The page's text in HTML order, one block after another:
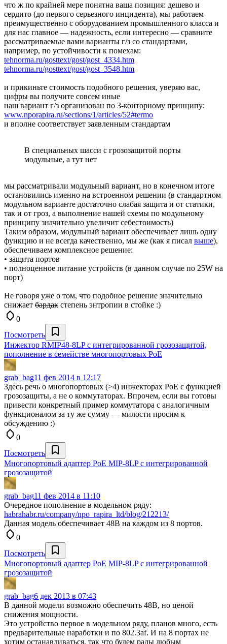
что ж по крайней мере понятна ваша позиция: дешево и
сердито (до первого серьезного инцидента), мы работаем
преимущественно с оборудованием промышленного класса и
для нас главное — надежность, если интересно — сравните
рассматриваемые вами варианты г/з со стандартами,
например, по устойчивости к помехам:
tehnorma.ru/gosttext/gost/gost_4334.htm
tehnorma.ru/gosttext/gost/gost_3548.htm
и прикиньте стоимость подобного решения, уверяю вас,
цифры вы получите совсем иные
наш вариант г/з организован по 3-конторному принципу:
www.nporapira.ru/sections/1/articles/52#termo
и вполне соответствует заявленным стандартам
В специальных шасси с грозозащитой порты
модульные, а тут нет
мы рассматривали модульный вариант, но в конечном итоге
остановились именно на встроенном решении (в стандартном
модульном варианте достаточно слабая защита и от статики,
так и от гроз, а выполнение нашей схемы по модульному
принципу значительно увеличит себестоимость)
Таким образом, модульный вариант обеспечивает лишь одну
функцию и не всегда качественно, мы же (как я писал выше),
обеспечиваем комплексное решение:
• защита портов
• полноценное питание устройств (в данном случае по 25W на
порт)
Не говоря уже о том, что подобное решение значительно
снижает бардак степень энтропии в стойке :)
0
Посмотреть
Инжектор RMIP48-8LP с интегрированной грозозащитой,
пополнение в семействе многопортовых PoE
grab_bag11 фев 2014 в 12:17
Здесь речь о многопортовых (>4) инжекторах PoE с функцией
грозозащиты, а не о коммутаторах. Впрочем, если вы готовы
привести конкретный пример коммутатора с аналогичным
функционалом за ту же сумму — милости просим к
обсуждению :)
0
Посмотреть
Многопортовый адаптер РоЕ MIP-8LP с интегрированной
грозозащитой
grab_bag11 фев 2014 в 11:10
Очередное пополнение в модельном ряду:
habrahabr.ru/company/npo_rapira_ltd/blog/212213/
Данная модель обеспечивает 48В на каждом из 8 портов.
0
Посмотреть
Многопортовый адаптер РоЕ MIP-8LP с интегрированной
грозозащитой
grab_bag6 дек 2013 в 07:43
В данной модели возможно обеспечить 48В, но ценой
снижения мощности.
Это устройство первое в модельном ряду, планов много, есть
предварительные наработки и по 802.3af. И на 8 портах не
хотим останавливаться, так что будем рады любым